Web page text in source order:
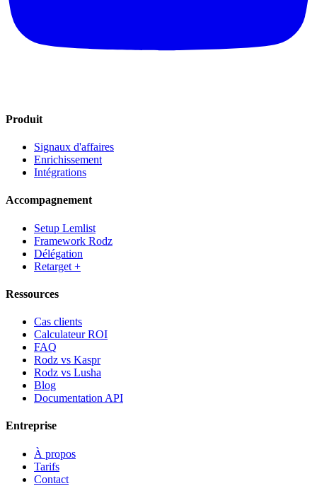
Produit
Signaux d'affaires
Enrichissement
Intégrations
Accompagnement
Setup Lemlist
Framework Rodz
Délégation
Retarget +
Ressources
Cas clients
Calculateur ROI
FAQ
Rodz vs Kaspr
Rodz vs Lusha
Blog
Documentation API
Entreprise
À propos
Tarifs
Contact